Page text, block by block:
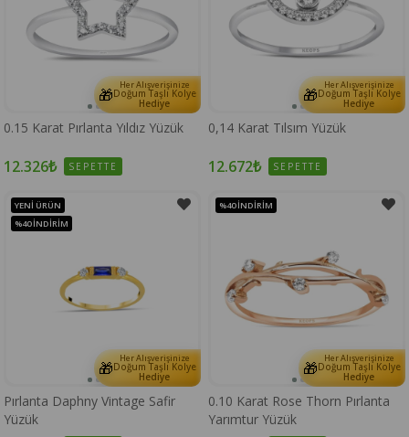
🎁 Her Alışverişinize
Doğum Taşlı Kolye
Hediye
0.15 Karat Pırlanta Yıldız Yüzük
12.326₺ SEPETTE
🎁 Her Alışverişinize
Doğum Taşlı Kolye
Hediye
0,14 Karat Tılsım Yüzük
12.672₺ SEPETTE
🎁 Her Alışverişinize
Doğum Taşlı Kolye
Hediye
Pırlanta Daphny Vintage Safir
Yüzük
YENI ÜRÜN
%40İNDIRIM
🎁 Her Alışverişinize
Doğum Taşlı Kolye
Hediye
0.10 Karat Rose Thorn Pırlanta
Yarımtur Yüzük
%40İNDIRIM